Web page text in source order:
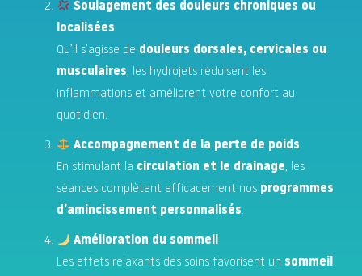
Soulagement des douleurs chroniques ou
localisées
Qu’il s’agisse de douleurs dorsales, cervicales ou
musculaires, les hydrojets réduisent les
inflammations et améliorent votre confort au
quotidien.
Accompagnement de la perte de poids
En stimulant la circulation et le drainage, les
séances complètent efficacement nos programmes
d’amincissement personnalisés.
Amélioration du sommeil
Les effets relaxants des soins favorisent un sommeil